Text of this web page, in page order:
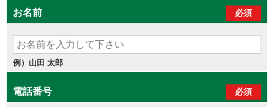
お名前 必須
例）山田 太郎
電話番号 必須